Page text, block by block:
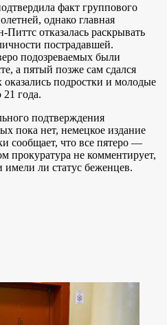
факт группового
однако главная
отказалась раскрывать
пострадавшей.
подозреваемых были
а пятый позже сам сдался
подростки и молодые
года.
подтверждения
пока нет, немецкое издание
сообщает, что все пятеро —
прокуратура не комментирует,
ли статус беженцев.